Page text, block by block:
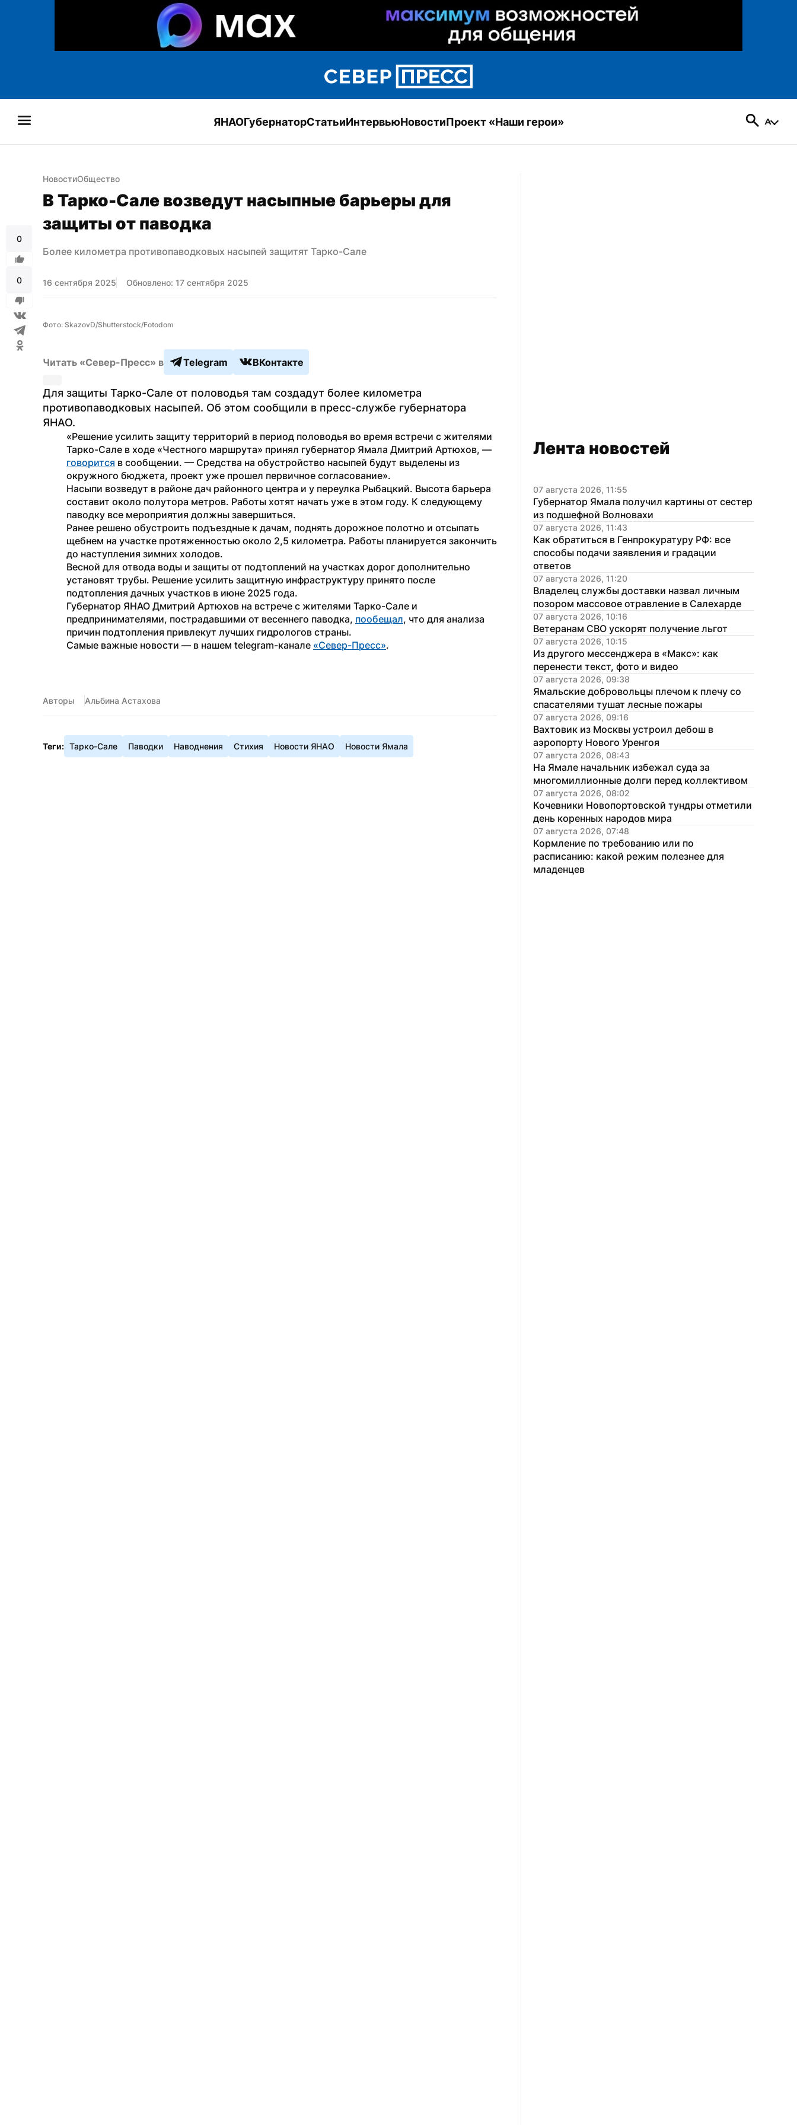
ЯНАОГубернаторСтатьиИнтервьюНовостиПроект «Наши герои»
0
0
НовостиОбщество
В Тарко-Сале возведут насыпные барьеры для
защиты от паводка
Более километра противопаводковых насыпей защитят Тарко-Сале
16 сентября 2025 Обновлено: 17 сентября 2025
Фото: SkazovD/Shutterstock/Fotodom
Читать «Север-Пресс» в Telegram ВКонтакте
Для защиты Тарко-Сале от половодья там создадут более километра
противопаводковых насыпей. Об этом сообщили в пресс-службе губернатора
ЯНАО.
«Решение усилить защиту территорий в период половодья во время встречи с жителями
говорится в сообщении. — Средства на обустройство насыпей будут выделены из
окружного бюджета, проект уже прошел первичное согласование».
Насыпи возведут в районе дач районного центра и у переулка Рыбацкий. Высота барьера
составит около полутора метров. Работы хотят начать уже в этом году. К следующему
паводку все мероприятия должны завершиться.
Ранее решено обустроить подъездные к дачам, поднять дорожное полотно и отсыпать
щебнем на участке протяженностью около 2,5 километра. Работы планируется закончить
до наступления зимних холодов.
Весной для отвода воды и защиты от подтоплений на участках дорог дополнительно
установят трубы. Решение усилить защитную инфраструктуру принято после
подтопления дачных участков в июне 2025 года.
Губернатор ЯНАО Дмитрий Артюхов на встрече с жителями Тарко-Сале и
предпринимателями, пострадавшими от весеннего паводка, пообещал, что для анализа
причин подтопления привлекут лучших гидрологов страны.
Самые важные новости — в нашем telegram-канале «Север-Пресс».
Авторы Альбина Астахова
Теги: Тарко-Сале Паводки Наводнения Стихия Новости ЯНАО Новости Ямала
Лента новостей
07 августа 2026, 11:55
Губернатор Ямала получил картины от сестер
из подшефной Волновахи
07 августа 2026, 11:43
Как обратиться в Генпрокуратуру РФ: все
способы подачи заявления и градации
ответов
07 августа 2026, 11:20
Владелец службы доставки назвал личным
позором массовое отравление в Салехарде
07 августа 2026, 10:16
Ветеранам СВО ускорят получение льгот
07 августа 2026, 10:15
Из другого мессенджера в «Макс»: как
перенести текст, фото и видео
07 августа 2026, 09:38
Ямальские добровольцы плечом к плечу со
спасателями тушат лесные пожары
07 августа 2026, 09:16
Вахтовик из Москвы устроил дебош в
аэропорту Нового Уренгоя
07 августа 2026, 08:43
На Ямале начальник избежал суда за
многомиллионные долги перед коллективом
07 августа 2026, 08:02
Кочевники Новопортовской тундры отметили
день коренных народов мира
07 августа 2026, 07:48
Кормление по требованию или по
расписанию: какой режим полезнее для
младенцев